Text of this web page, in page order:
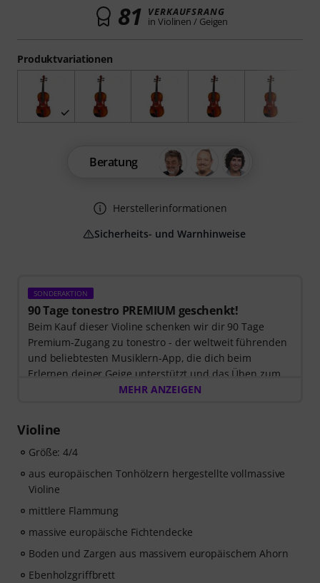
SONDERAKTION
90 Tage tonestro PREMIUM geschenkt!
Beim Kauf dieser Violine schenken wir dir 90 Tage
Premium-Zugang zu tonestro - der weltweit führenden
und beliebtesten Musiklern-App, die dich beim
Erlernen deiner Geige unterstützt und das Üben zum
hochwertiger Begleitmusik
zielgerichteten Übungen
von tonestro hört dir beim Spielen zu, analysiert jeden
gespielten Ton und gibt dir unmittelbar Rückmeldung
deine Geigenfähigkeiten flexibel, effektiv und mit
Freude zu entwickeln – zu jeder Zeit, an jedem Ort.
Keine automatische Verlängerung!
MEHR ANZEIGEN
Violine
Größe: 4/4
aus europäischen Tonhölzern hergestellte vollmassive
Violine
mittlere Flammung
massive europäische Fichtendecke
Boden und Zargen aus massivem europäischem Ahorn
Ebenholzgriffbrett
Produktvariationen
81 VERKAUFSRANG
in Violinen / Geigen
Beratung
Herstellerinformationen
Sicherheits- und Warnhinweise